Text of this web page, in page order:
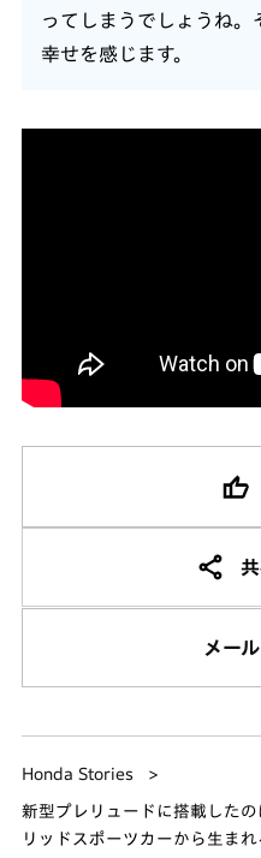
ってしまうでしょうね。
幸せを感じます。
メー
Honda Stories
新型プレリュードに搭載した
リッドスポーツカーから生ま